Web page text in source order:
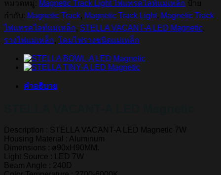
หมวดหมู่: Magnetic Track Light ไฟแทรคไลท์แม่เหล็ก ป้าย
กำกับ: Magnetic Track, Magnetic Track Light, Magnetic Track
ไฟแทรคไลท์แม่เหล็ก, STELLA VACANT-A LED Magnetic,
รางไฟแม่เหล็ก, โคมไฟรางชนิดแม่เหล็ก
คำอธิบาย
Description : STELLA VACANT-A LED Magnetic 7W
Housing Material : Aluminum
Dimensions : ø90xH90MM.
Light Source : LED 7W
Beam Angle : 240D